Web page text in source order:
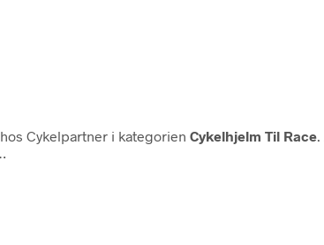
hos Cykelpartner i kategorien Cykelhjelm Til Race